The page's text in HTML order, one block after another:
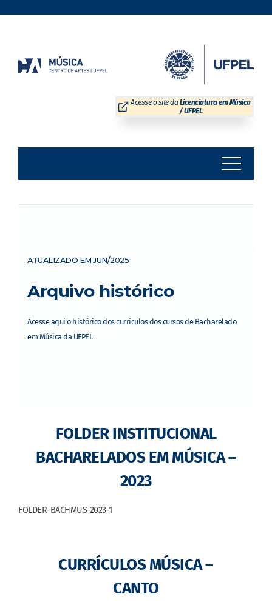
Acesse o site da Licenciatura em Música
/ UFPEL
ATUALIZADO EM JUN/2025
Arquivo histórico
Acesse aqui o histórico dos currículos dos cursos de Bacharelado
em Música da UFPEL
FOLDER INSTITUCIONAL
BACHARELADOS EM MÚSICA –
2023
FOLDER-BACHMUS-2023-1
CURRÍCULOS MÚSICA –
CANTO